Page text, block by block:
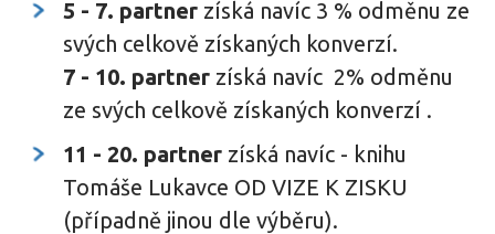
5 - 7. partner získá navíc 3 % odměnu ze
svých celkově získaných konverzí.
7 - 10. partner získá navíc 2% odměnu
ze svých celkově získaných konverzí .
11 - 20. partner získá navíc - knihu
Tomáše Lukavce OD VIZE K ZISKU
(případně jinou dle výběru).